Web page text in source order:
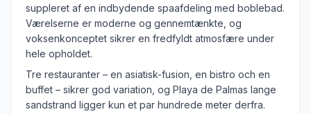
suppleret af en indbydende spaafdeling med boblebad.
Værelserne er moderne og gennemtænkte, og
voksenkonceptet sikrer en fredfyldt atmosfære under
hele opholdet.
Tre restauranter – en asiatisk-fusion, en bistro och en
buffet – sikrer god variation, og Playa de Palmas lange
sandstrand ligger kun et par hundrede meter derfra.